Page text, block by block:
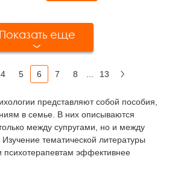
Показать еще
4 5 6 7 8 13
представляют собой пособия,
в семье. В них описываются
между супругами, но и между
тематической литературы
психотерапевтам эффективнее